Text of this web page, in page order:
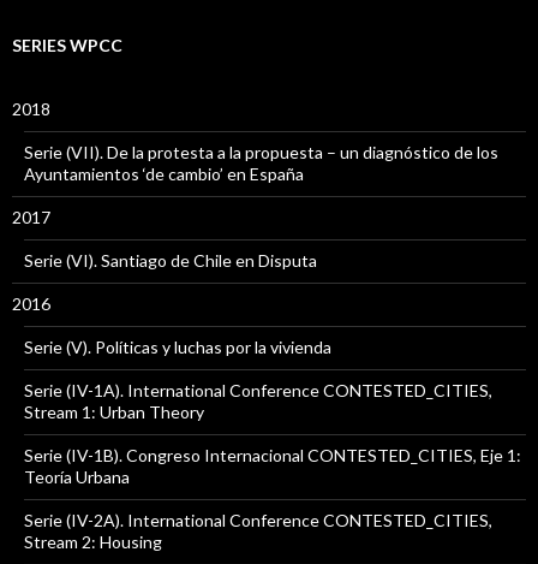
SERIES WPCC
2018
Serie (VII). De la protesta a la propuesta – un diagnóstico de los
Ayuntamientos ‘de cambio’ en España
2017
Serie (VI). Santiago de Chile en Disputa
2016
Serie (V). Políticas y luchas por la vivienda
Serie (IV-1A). International Conference CONTESTED_CITIES,
Stream 1: Urban Theory
Serie (IV-1B). Congreso Internacional CONTESTED_CITIES, Eje 1:
Teoría Urbana
Serie (IV-2A). International Conference CONTESTED_CITIES,
Stream 2: Housing